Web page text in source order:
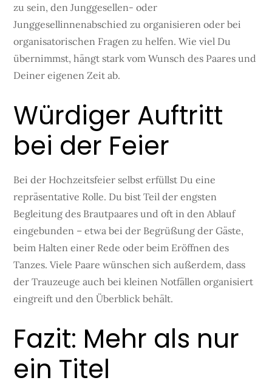
zu sein, den Junggesellen- oder
Junggesellinnenabschied zu organisieren oder bei
organisatorischen Fragen zu helfen. Wie viel Du
übernimmst, hängt stark vom Wunsch des Paares und
Deiner eigenen Zeit ab.
Würdiger Auftritt
bei der Feier
Bei der Hochzeitsfeier selbst erfüllst Du eine
repräsentative Rolle. Du bist Teil der engsten
Begleitung des Brautpaares und oft in den Ablauf
eingebunden – etwa bei der Begrüßung der Gäste,
beim Halten einer Rede oder beim Eröffnen des
Tanzes. Viele Paare wünschen sich außerdem, dass
der Trauzeuge auch bei kleinen Notfällen organisiert
eingreift und den Überblick behält.
Fazit: Mehr als nur
ein Titel